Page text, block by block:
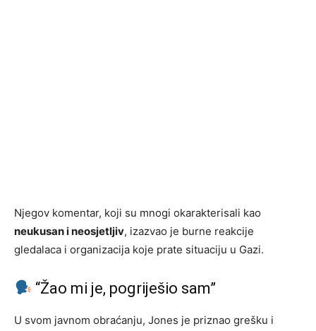
Njegov komentar, koji su mnogi okarakterisali kao
neukusan i neosjetljiv, izazvao je burne reakcije
gledalaca i organizacija koje prate situaciju u Gazi.
“Žao mi je, pogriješio sam”
U svom javnom obraćanju, Jones je priznao grešku i